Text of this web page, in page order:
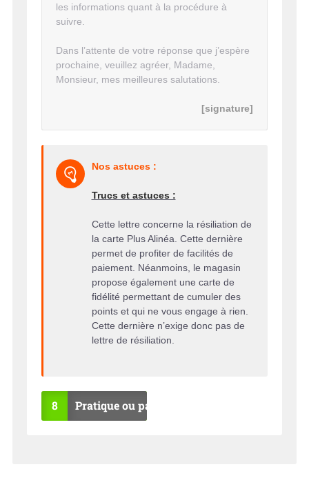
les informations quant à la procédure à
suivre.
Dans l’attente de votre réponse que j’espère
prochaine, veuillez agréer, Madame,
Monsieur, mes meilleures salutations.
[signature]
Nos astuces :
Trucs et astuces :
Cette lettre concerne la résiliation de
la carte Plus Alinéa. Cette dernière
permet de profiter de facilités de
paiement. Néanmoins, le magasin
propose également une carte de
fidélité permettant de cumuler des
points et qui ne vous engage à rien.
Cette dernière n’exige donc pas de
lettre de résiliation.
8 Pratique ou pas ?